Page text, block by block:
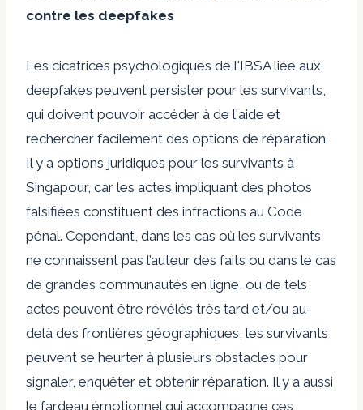
contre les deepfakes
Les cicatrices psychologiques de l'IBSA liée aux
deepfakes peuvent persister pour les survivants,
qui doivent pouvoir accéder à de l'aide et
rechercher facilement des options de réparation.
Il y a options juridiques pour les survivants à
Singapour, car les actes impliquant des photos
falsifiées constituent des infractions au Code
pénal. Cependant, dans les cas où les survivants
ne connaissent pas l’auteur des faits ou dans le cas
de grandes communautés en ligne, où de tels
actes peuvent être révélés très tard et/ou au-
delà des frontières géographiques, les survivants
peuvent se heurter à plusieurs obstacles pour
signaler, enquêter et obtenir réparation. Il y a aussi
le fardeau émotionnel qui accompagne ces